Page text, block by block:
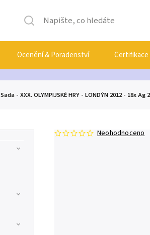
Ocenění & Poradenství Certifikace
Sada - XXX. OLYMPIJSKÉ HRY - LONDÝN 2012 - 18x Ag
Neohodnoceno